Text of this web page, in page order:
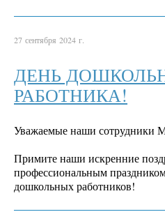
27 сентября 2024 г.
ДЕНЬ
РАБОТНИКА!
Уважаемые наши
Примите наши искренние
профессиональным
дошкольных работников!